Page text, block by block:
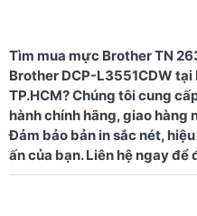
Tìm mua mực Brother TN
Brother DCP-L3551CDW
TP.HCM? Chúng tôi cung
hành chính hãng, giao hàng
Đảm bảo bản in sắc nét,